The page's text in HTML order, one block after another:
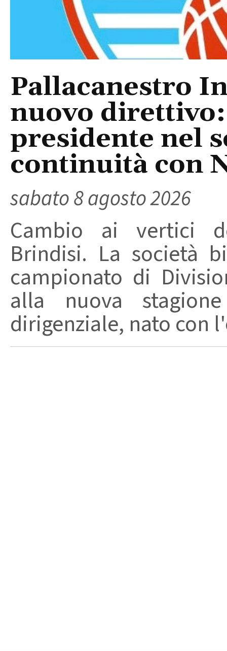
Pallacanestro
nuovo
presidente nel
continuità con
sabato 8 agosto 2026
Cambio ai vertici
Brindisi. La società
campionato di
alla nuova
dirigenziale, nato con